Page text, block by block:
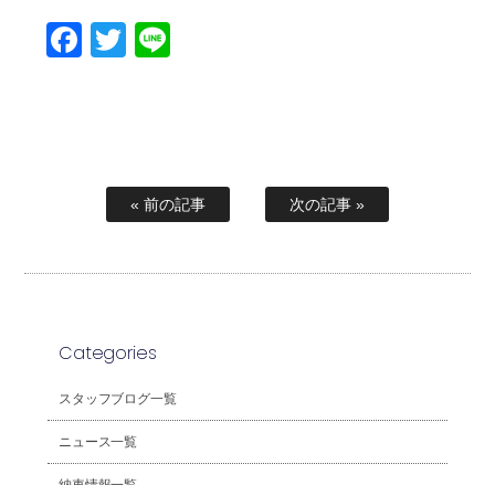
Facebook
Twitter
« 前の記事 次の記事 »
Categories
スタッフブログ一覧
ニュース一覧